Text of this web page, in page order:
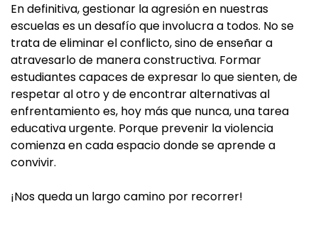
En definitiva, gestionar la agresión en nuestras
escuelas es un desafío que involucra a todos. No se
trata de eliminar el conflicto, sino de enseñar a
atravesarlo de manera constructiva. Formar
estudiantes capaces de expresar lo que sienten, de
respetar al otro y de encontrar alternativas al
enfrentamiento es, hoy más que nunca, una tarea
educativa urgente. Porque prevenir la violencia
comienza en cada espacio donde se aprende a
convivir.
¡Nos queda un largo camino por recorrer!